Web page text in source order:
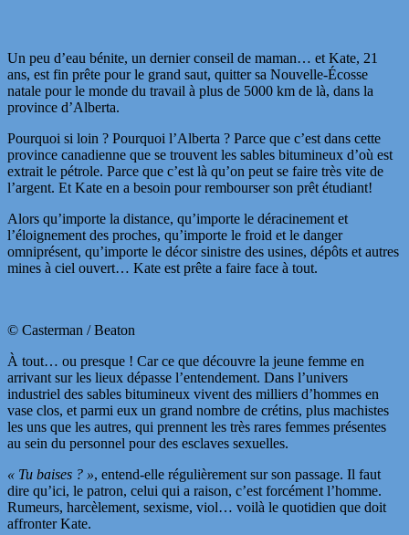
Un peu d’eau bénite, un dernier conseil de maman… et Kate, 21
ans, est fin prête pour le grand saut, quitter sa Nouvelle-Écosse
natale pour le monde du travail à plus de 5000 km de là, dans la
province d’Alberta.
Pourquoi si loin ? Pourquoi l’Alberta ? Parce que c’est dans cette
province canadienne que se trouvent les sables bitumineux d’où est
extrait le pétrole. Parce que c’est là qu’on peut se faire très vite de
l’argent. Et Kate en a besoin pour rembourser son prêt étudiant!
Alors qu’importe la distance, qu’importe le déracinement et
l’éloignement des proches, qu’importe le froid et le danger
omniprésent, qu’importe le décor sinistre des usines, dépôts et autres
mines à ciel ouvert… Kate est prête a faire face à tout.
© Casterman / Beaton
À tout… ou presque ! Car ce que découvre la jeune femme en
arrivant sur les lieux dépasse l’entendement. Dans l’univers
industriel des sables bitumineux vivent des milliers d’hommes en
vase clos, et parmi eux un grand nombre de crétins, plus machistes
les uns que les autres, qui prennent les très rares femmes présentes
au sein du personnel pour des esclaves sexuelles.
« Tu baises ? », entend-elle régulièrement sur son passage. Il faut
dire qu’ici, le patron, celui qui a raison, c’est forcément l’homme.
Rumeurs, harcèlement, sexisme, viol… voilà le quotidien que doit
affronter Kate.